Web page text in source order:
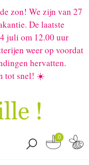
zon! We zijn van 27
De laatste
juli om 12.00 uur
weer op voordat
hervatten.
tot snel! ☀️
0